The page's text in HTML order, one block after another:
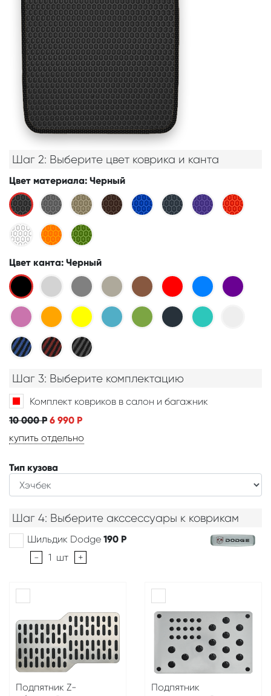
Шаг 2: Выберите цвет коврика и канта
Цвет материала: Черный
Цвет канта: Черный
Шаг 3: Выберите комплектацию
Комплект ковриков в салон и багажник
10 000Р 6 990 Р
купить отдельно
Тип кузова
Шаг 4: Выберите акссессуары к коврикам
Шильдик Dodge 190 Р
-
1 шт +
Подпятник Z-
Подпятник